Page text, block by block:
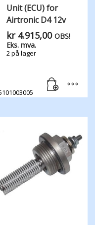
Unit (ECU) for
Airtronic D4 12v
kr4.915,00 OBS!
Eks. mva.
2 på lager